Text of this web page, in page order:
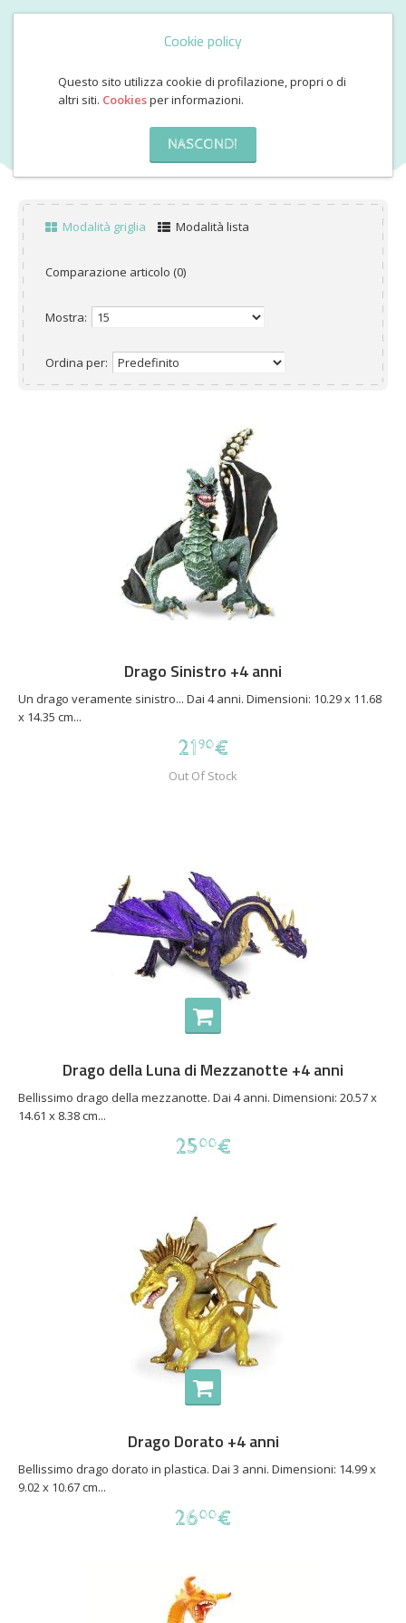
Cookie policy
Questo sito utilizza cookie di profilazione, propri o di
altri siti. Cookiesper informazioni.
NASCONDI
DRAGHI FANTASTICI
Modalità griglia Modalità lista
Comparazione articolo (0)
Mostra:
Ordina per:
Drago Sinistro +4 anni
Un drago veramente sinistro... Dai 4 anni. Dimensioni: 10.29 x 11.68
x 14.35 cm...
2190€
Out Of Stock
Drago della Luna di Mezzanotte +4 anni
Bellissimo drago della mezzanotte. Dai 4 anni. Dimensioni: 20.57 x
14.61 x 8.38 cm...
2500€
Drago Dorato +4 anni
Bellissimo drago dorato in plastica. Dai 3 anni. Dimensioni: 14.99 x
9.02 x 10.67 cm...
2600€